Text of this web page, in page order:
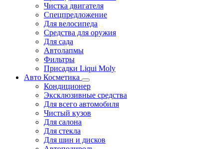
Чистка двигателя
Спецпредложение
Для велосипеда
Средства для оружия
Для сада
Автолапмы
Фильтры
Присадки Liqui Moly
Авто Косметика
Кондиционер
Эксклюзивные средства
Для всего автомобиля
Чистый кузов
Для салона
Для стекла
Для шин и дисков